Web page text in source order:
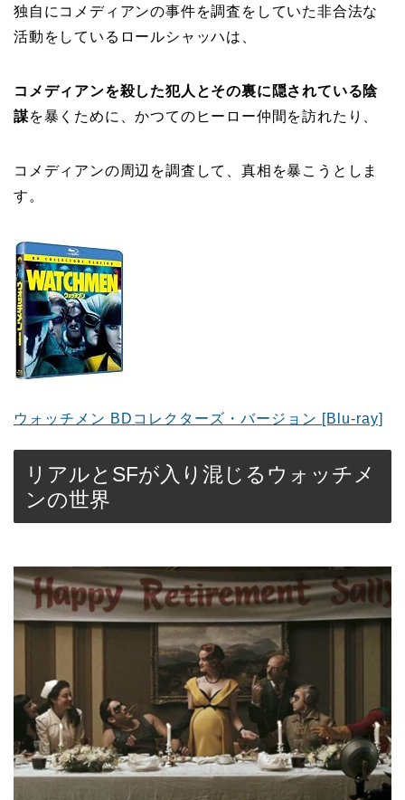
独自にコメディアンの事件を調査をしていた非合法な
活動をしているロールシャッハは、
コメディアンを殺した犯人とその裏に隠されている陰
謀を暴くために、かつてのヒーロー仲間を訪れたり、
コメディアンの周辺を調査して、真相を暴こうとしま
す。
ウォッチメン BDコレクターズ・バージョン [Blu-ray]
リアルとSFが入り混じるウォッチメ
ンの世界